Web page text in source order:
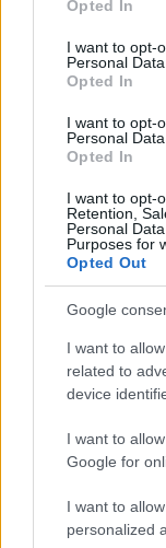
use your data for
consent section.
Opted In
I want to opt-
Personal Data.
Opted In
I want to opt-
Personal
Opted In
I want to opt-
Retention,
Personal
Purposes for
Opted Out
Google
I want to
related to
device
I want to
Google for
I want to
personalized
Ajánlott
Ha